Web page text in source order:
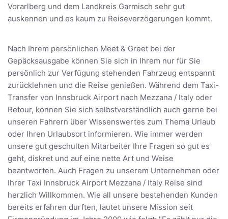
Vorarlberg und dem Landkreis Garmisch sehr gut
auskennen und es kaum zu Reiseverzögerungen kommt.
Nach Ihrem persönlichen Meet & Greet bei der
Gepäcksausgabe können Sie sich in Ihrem nur für Sie
persönlich zur Verfügung stehenden Fahrzeug entspannt
zurücklehnen und die Reise genießen. Während dem Taxi-
Transfer von Innsbruck Airport nach Mezzana / Italy oder
Retour, können Sie sich selbstverständlich auch gerne bei
unseren Fahrern über Wissenswertes zum Thema Urlaub
oder Ihren Urlaubsort informieren. Wie immer werden
unsere gut geschulten Mitarbeiter Ihre Fragen so gut es
geht, diskret und auf eine nette Art und Weise
beantworten. Auch Fragen zu unserem Unternehmen oder
Ihrer Taxi Innsbruck Airport Mezzana / Italy Reise sind
herzlich Willkommen. Wie all unsere bestehenden Kunden
bereits erfahren durften, lautet unsere Mission seit